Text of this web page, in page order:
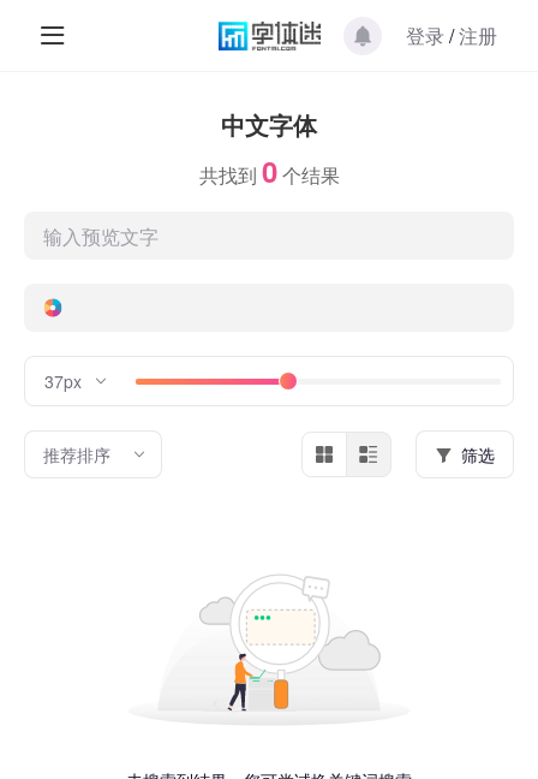
登录 /注册
中文字体
共找到 0个结果
推荐排序
37px
筛选